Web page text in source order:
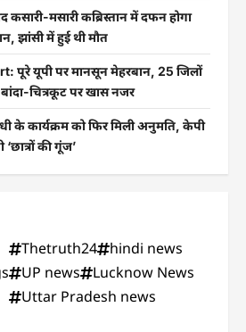
मसारी कब्रिस्तान में दफन होगा
झांसी में हुई थी मौत
पूरे यूपी पर मानसून मेहरबान, 25 जिलों
चित्रकूट पर खास नजर
के कार्यक्रम को फिर मिली अनुमति, केपी
की गूंज’
Thetruth24
hindi news
UP news
Lucknow News
Uttar Pradesh news